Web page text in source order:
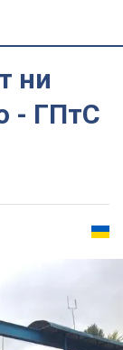
ни
- ГПтС